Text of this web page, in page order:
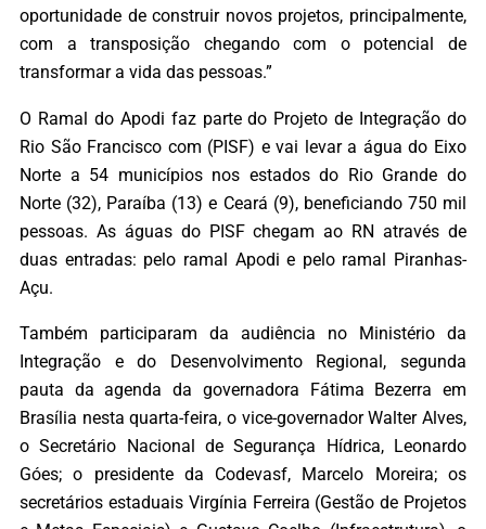
oportunidade de construir novos projetos, principalmente,
com a transposição chegando com o potencial de
transformar a vida das pessoas.”
O Ramal do Apodi faz parte do Projeto de Integração do
Rio São Francisco com (PISF) e vai levar a água do Eixo
Norte a 54 municípios nos estados do Rio Grande do
Norte (32), Paraíba (13) e Ceará (9), beneficiando 750 mil
pessoas. As águas do PISF chegam ao RN através de
duas entradas: pelo ramal Apodi e pelo ramal Piranhas-
Açu.
Também participaram da audiência no Ministério da
Integração e do Desenvolvimento Regional, segunda
pauta da agenda da governadora Fátima Bezerra em
Brasília nesta quarta-feira, o vice-governador Walter Alves,
o Secretário Nacional de Segurança Hídrica, Leonardo
Góes; o presidente da Codevasf, Marcelo Moreira; os
secretários estaduais Virgínia Ferreira (Gestão de Projetos